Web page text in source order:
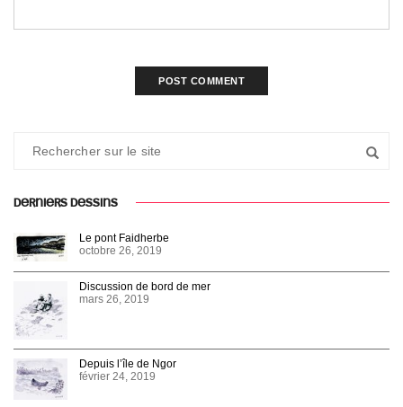
DERNIERS DESSINS
Le pont Faidherbe
octobre 26, 2019
Discussion de bord de mer
mars 26, 2019
Depuis l’île de Ngor
février 24, 2019